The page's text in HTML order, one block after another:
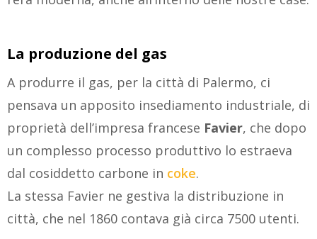
La produzione del gas
A produrre il gas, per la città di Palermo, ci
pensava un apposito insediamento industriale, di
proprietà dell’impresa francese Favier, che dopo
un complesso processo produttivo lo estraeva
dal cosiddetto carbone in coke.
La stessa Favier ne gestiva la distribuzione in
città, che nel 1860 contava già circa 7500 utenti.